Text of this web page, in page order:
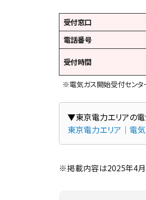
受付窓口
電話番号
受付時間
※電気ガス開始受付センタ
東京電力エリア｜電
※掲載内容は2025年4月